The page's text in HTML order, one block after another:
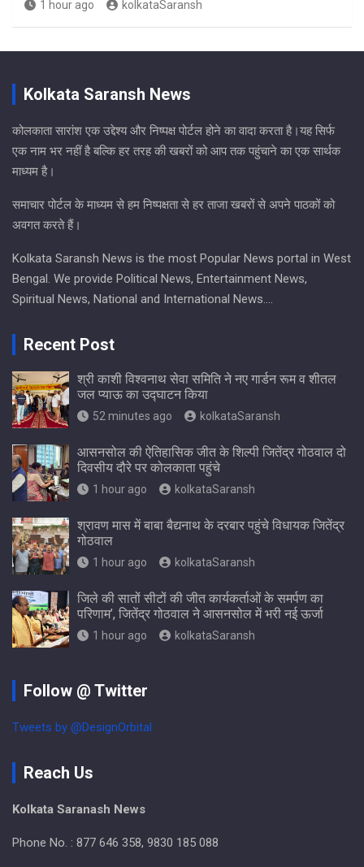
1 hour ago kolkataSaransh
Kolkata Saransh News
कोलकाता सारांश एक उद्देश्य और निष्पक्ष पोर्टल होने का वादा करता है।यह सिर्फ
एक नाम भर नहीं है बल्कि हर तरह की खबरों को आप तक पहुंचाने का एक सार्थक
माध्यम है।
समाचार पोर्टल के माध्यम से हम निष्पक्षता से हर ताजा खबरों से अपने पाठकों को
अवगत करते हैं।
Kolkata Saransh News is the most Popular News portal in West
Bengal. We provide Political News, Entertainment News,
Spiritual News, National and International News….
Recent Post
श्री काशी विश्वनाथ सेवा समिति ने नए गार्डन रूम व शीतल
जल प्याऊ का उद्घाटन किया
52 minutes ago kolkataSaransh
आसनसोल की ऐतिहासिक जीत के शिल्पी जितेंद्र गोठवाल दो
दिवसीय दौरे पर कोलकाता पहुंचे
1 hour ago kolkataSaransh
श्रावण मास में बाबा बैद्यनाथ के दरबार पहुंचे विधायक जितेंद्र
गोठवाल
1 hour ago kolkataSaransh
जिले की सातों सीटों की जीत कार्यकर्ताओं के समर्पण का
परिणाम’, जितेंद्र गोठवाल ने आसनसोल में भरी नई ऊर्जा
1 hour ago kolkataSaransh
Follow @ Twitter
Tweets by @DesignOrbital
Reach Us
Kolkata Saranash News
Phone No. : 877 646 358, 9830 185 088